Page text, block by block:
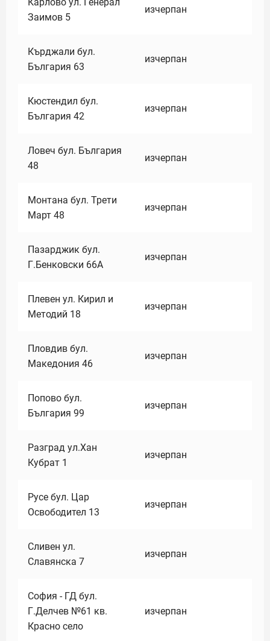
Заимов 5
изчерпан
Кърджали бул.
България 63
изчерпан
Кюстендил бул.
България 42
изчерпан
Ловеч бул. България
48
изчерпан
Монтана бул. Трети
Март 48
изчерпан
Пазарджик бул.
Г.Бенковски 66А
изчерпан
Плевен ул. Кирил и
Методий 18
изчерпан
Пловдив бул.
Македония 46
изчерпан
Попово бул.
България 99
изчерпан
Разград ул.Хан
Кубрат 1
изчерпан
Русе бул. Цар
Освободител 13
изчерпан
Сливен ул.
Славянска 7
изчерпан
София - ГД бул.
Г.Делчев №61 кв.
Красно село
изчерпан